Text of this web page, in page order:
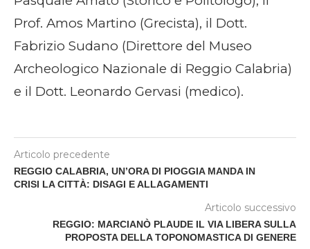
Prof. Amos Martino (Grecista), il Dott.
Fabrizio Sudano (Direttore del Museo
Archeologico Nazionale di Reggio Calabria)
e il Dott. Leonardo Gervasi (medico).
Articolo precedente
REGGIO CALABRIA, UN’ORA DI PIOGGIA MANDA IN
CRISI LA CITTÀ: DISAGI E ALLAGAMENTI
Articolo successivo
REGGIO: MARCIANÒ PLAUDE IL VIA LIBERA SULLA
PROPOSTA DELLA TOPONOMASTICA DI GENERE